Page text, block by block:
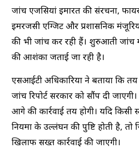
जांच एजेंसियां इमारत की संरचना,
इमरजेंसी एग्जिट और प्रशासनिक
की भी जांच कर रही हैं। शुरुआती जांच
की आशंका जताई जा रही है।
एसआईटी अधिकारियों ने बताया कि
जांच रिपोर्ट सरकार को सौंप दी
आगे की कार्रवाई तय होगी। यदि किसी
नियमों के उल्लंघन की पुष्टि होती है, तो
खिलाफ सख्त कार्रवाई की जाएगी।